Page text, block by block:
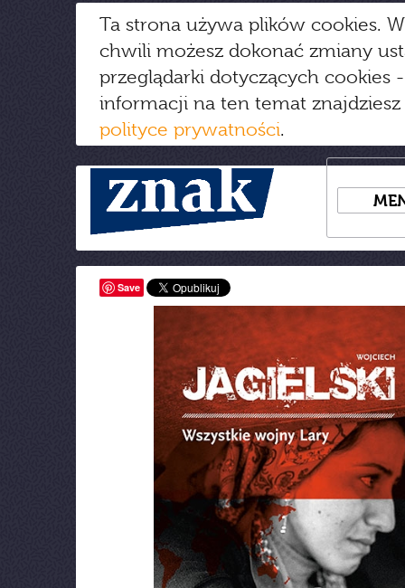
Ta strona używa plików cookies.
chwili możesz dokonać zmiany
przeglądarki dotyczących cookies
informacji na ten temat
polityce prywatności.
Save